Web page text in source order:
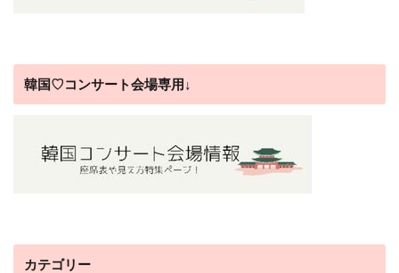
韓国♡コンサート会場専用↓
カテゴリー